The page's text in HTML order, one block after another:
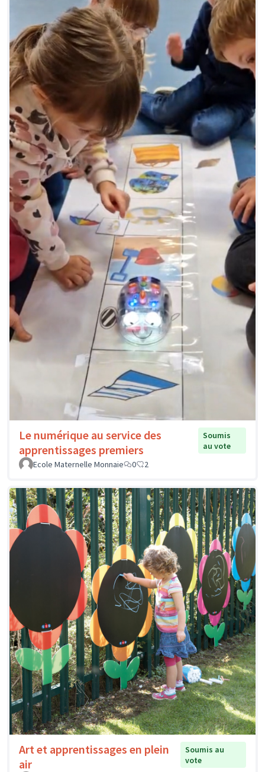
Le numérique au service des
apprentissages premiers
Soumis
au vote
Ecole Maternelle Monnaie
0 2
Art et apprentissages en plein
air
Soumis au
vote